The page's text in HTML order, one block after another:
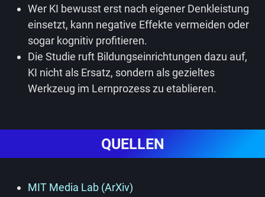
Wer KI bewusst erst nach eigener Denkleistung
einsetzt, kann negative Effekte vermeiden oder
sogar kognitiv profitieren.
Die Studie ruft Bildungseinrichtungen dazu auf,
KI nicht als Ersatz, sondern als gezieltes
Werkzeug im Lernprozess zu etablieren.
QUELLEN
MIT Media Lab (ArXiv)